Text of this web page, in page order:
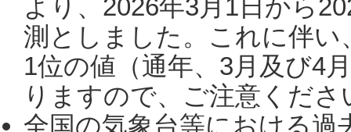
より、2026年3月1日から
測としました。これに伴い
1位の値（通年、3月及び4
りますので、ご注意くだ
全国の気象台等における過